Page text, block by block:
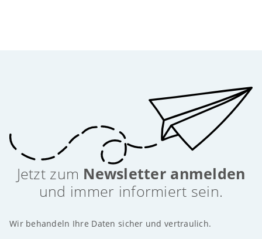
Jetzt zum Newsletter anmelden
und immer informiert sein.
Wir behandeln Ihre Daten sicher und vertraulich.